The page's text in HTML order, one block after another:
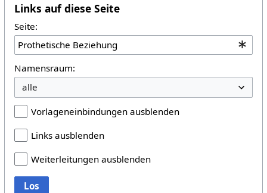
Links auf diese Seite
Seite:
Namensraum:
Vorlageneinbindungen ausblenden
Links ausblenden
Weiterleitungen ausblenden
Los